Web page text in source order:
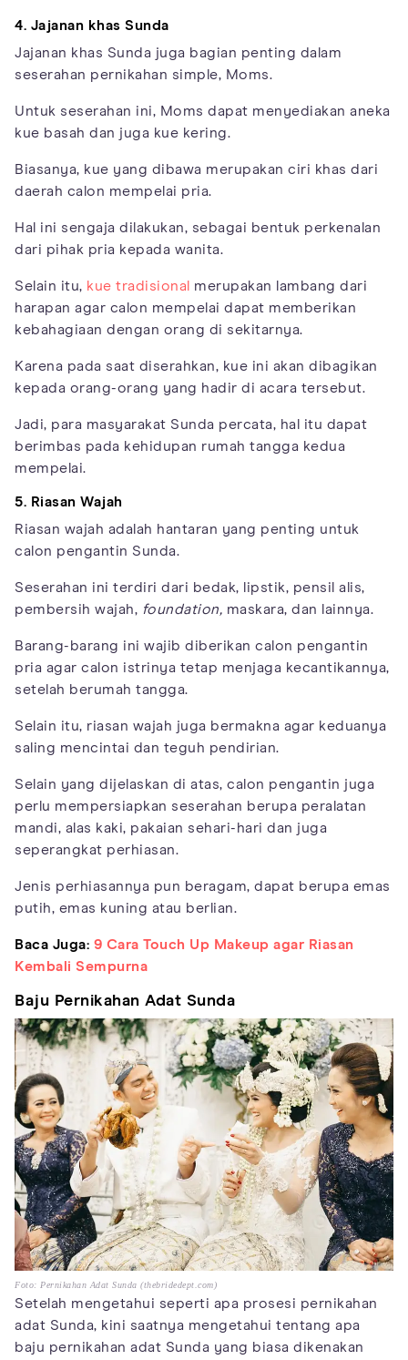
4. Jajanan khas Sunda
Jajanan khas Sunda juga bagian penting dalam
seserahan pernikahan simple, Moms.
Untuk seserahan ini, Moms dapat menyediakan aneka
kue basah dan juga kue kering.
Biasanya, kue yang dibawa merupakan ciri khas dari
daerah calon mempelai pria.
Hal ini sengaja dilakukan, sebagai bentuk perkenalan
dari pihak pria kepada wanita.
Selain itu, kue tradisional
merupakan lambang dari
harapan agar calon mempelai dapat memberikan
kebahagiaan dengan orang di sekitarnya.
Karena pada saat diserahkan, kue ini akan dibagikan
kepada orang-orang yang hadir di acara tersebut.
Jadi, para masyarakat Sunda percata, hal itu dapat
berimbas pada kehidupan rumah tangga kedua
mempelai.
5. Riasan Wajah
Riasan wajah adalah hantaran yang penting untuk
calon pengantin Sunda.
Seserahan ini terdiri dari bedak, lipstik, pensil alis,
pembersih wajah, foundation, maskara, dan lainnya.
Barang-barang ini wajib diberikan calon pengantin
pria agar calon istrinya tetap menjaga kecantikannya,
setelah berumah tangga.
Selain itu, riasan wajah juga bermakna agar keduanya
saling mencintai dan teguh pendirian.
Selain yang dijelaskan di atas, calon pengantin juga
perlu mempersiapkan seserahan berupa peralatan
mandi, alas kaki, pakaian sehari-hari dan juga
seperangkat perhiasan.
Jenis perhiasannya pun beragam, dapat berupa emas
putih, emas kuning atau berlian.
Baca Juga: 9 Cara Touch Up Makeup agar Riasan
Kembali Sempurna
Baju Pernikahan Adat Sunda
Foto: Pernikahan Adat Sunda (thebridedept.com)
Setelah mengetahui seperti apa prosesi pernikahan
adat Sunda, kini saatnya mengetahui tentang apa
baju pernikahan adat Sunda yang biasa dikenakan